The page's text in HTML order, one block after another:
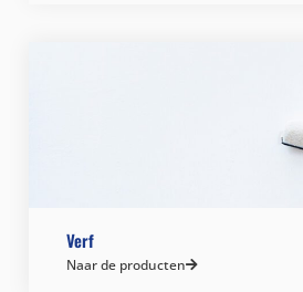
Verf
Naar de producten